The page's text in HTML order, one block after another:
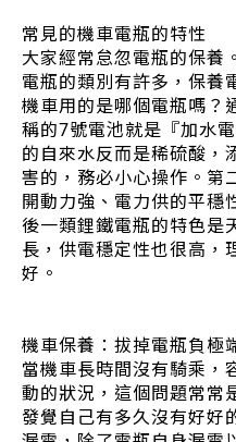
常見的機車電瓶的特性
大家經常怠忽電瓶的保養
電瓶的類別有許多，保養
機車用的是哪個電瓶嗎？
稱的7號電池就是『加水
的自來水反而是稀硫酸，
害的，務必小心操作。第
開動力強、電力供的平穩
後一類鋰鐵電瓶的特色是
長，供電穩定性也很高，
好。
機車保養：拔掉電瓶負極
當機車長時間沒有騎乘，
動的狀況，這個問題常常
發覺自己有多久沒有好好